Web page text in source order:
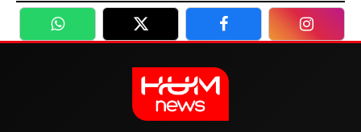
WhatsApp Twitter Facebook